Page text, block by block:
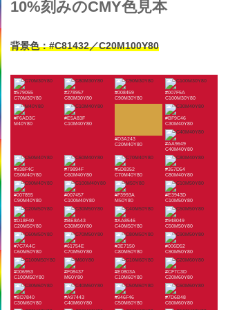
10%刻みのCMY色見本
背景色：#C81432／C20M100Y80
#579055
C70M30Y80
#278957
C80M30Y80
#008459
C90M30Y80
#007F5A
C100M30Y80
#F6AD3C
M40Y80
#E5A83F
C10M40Y80
#D3A243
C20M40Y80
#BF9C46
C30M40Y80
#AA9649
C40M40Y80
#938F4C
C50M40Y80
#79894F
C60M40Y80
#5D8352
C70M40Y80
#357D54
C80M40Y80
#007855
C90M40Y80
#007457
C100M40Y80
#F3993A
M50Y80
#E3943D
C10M50Y80
#D18F40
C20M50Y80
#BE8A43
C30M50Y80
#AA8546
C40M50Y80
#948049
C50M50Y80
#7C7A4C
C60M50Y80
#61754E
C70M50Y80
#3E7150
C80M50Y80
#006D52
C90M50Y80
#006953
C100M50Y80
#F08437
M60Y80
#E0803A
C10M60Y80
#CF7C3D
C20M60Y80
#BD7840
C30M60Y80
#A97443
C40M60Y80
#946F46
C50M60Y80
#7D6B48
C60M60Y80